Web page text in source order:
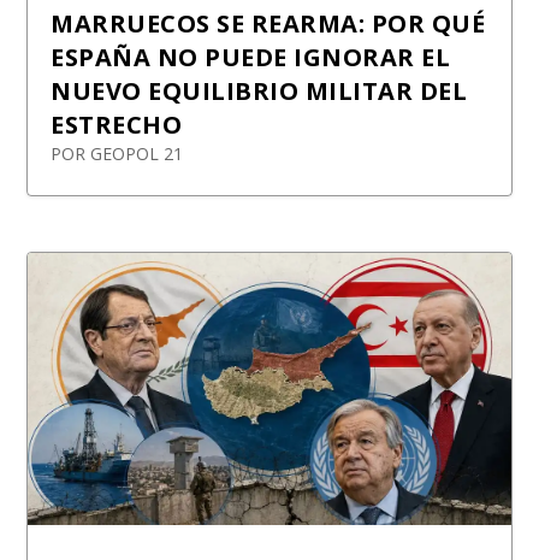
MARRUECOS SE REARMA: POR QUÉ
ESPAÑA NO PUEDE IGNORAR EL
NUEVO EQUILIBRIO MILITAR DEL
ESTRECHO
POR GEOPOL 21